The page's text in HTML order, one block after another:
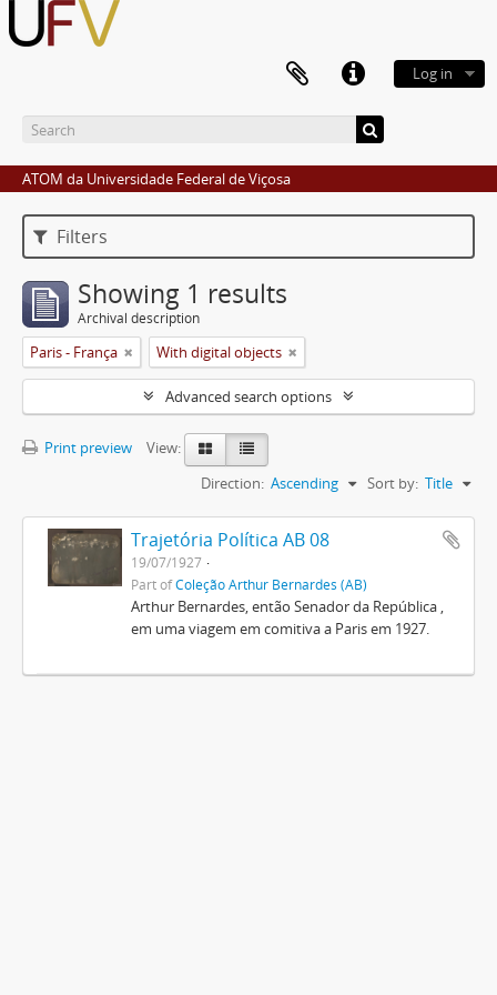
Log in
ATOM da Universidade Federal de Viçosa
Filters
Showing 1 results
Archival description
Paris - França With digital objects
Advanced search options
Print preview
View:
Sort by: Title
Direction: Ascending
Trajetória Política AB 08
19/07/1927
Part ofColeção Arthur Bernardes (AB)
Arthur Bernardes, então Senador da República ,
em uma viagem em comitiva a Paris em 1927.